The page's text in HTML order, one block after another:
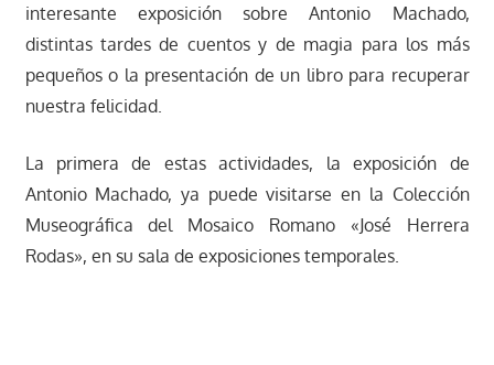
interesante exposición sobre Antonio Machado,
distintas tardes de cuentos y de magia para los más
pequeños o la presentación de un libro para recuperar
nuestra felicidad.
La primera de estas actividades, la exposición de
Antonio Machado, ya puede visitarse en la Colección
Museográfica del Mosaico Romano «José Herrera
Rodas», en su sala de exposiciones temporales.